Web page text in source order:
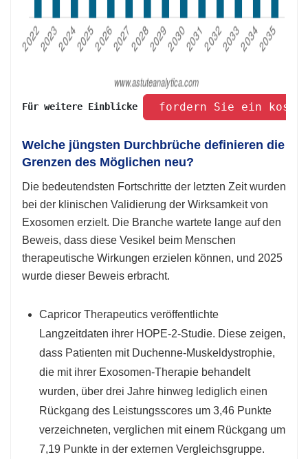
Für weitere Einblicke fordern Sie ein
Welche jüngsten Durchbrüche definieren die
Grenzen des Möglichen neu?
Die bedeutendsten Fortschritte der letzten Zeit wurden
bei der klinischen Validierung der Wirksamkeit von
Exosomen erzielt. Die Branche wartete lange auf den
Beweis, dass diese Vesikel beim Menschen
therapeutische Wirkungen erzielen können, und 2025
wurde dieser Beweis erbracht.
Capricor Therapeutics veröffentlichte
Langzeitdaten ihrer HOPE-2-Studie. Diese zeigen,
dass Patienten mit Duchenne-Muskeldystrophie,
die mit ihrer Exosomen-Therapie behandelt
wurden, über drei Jahre hinweg lediglich einen
Rückgang des Leistungsscores um 3,46 Punkte
verzeichneten, verglichen mit einem Rückgang um
7,19 Punkte in der externen Vergleichsgruppe.